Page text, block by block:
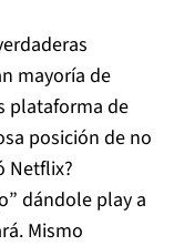
mayoría de
plataforma de
posición de no
Netflix?
dándole play a
Mismo